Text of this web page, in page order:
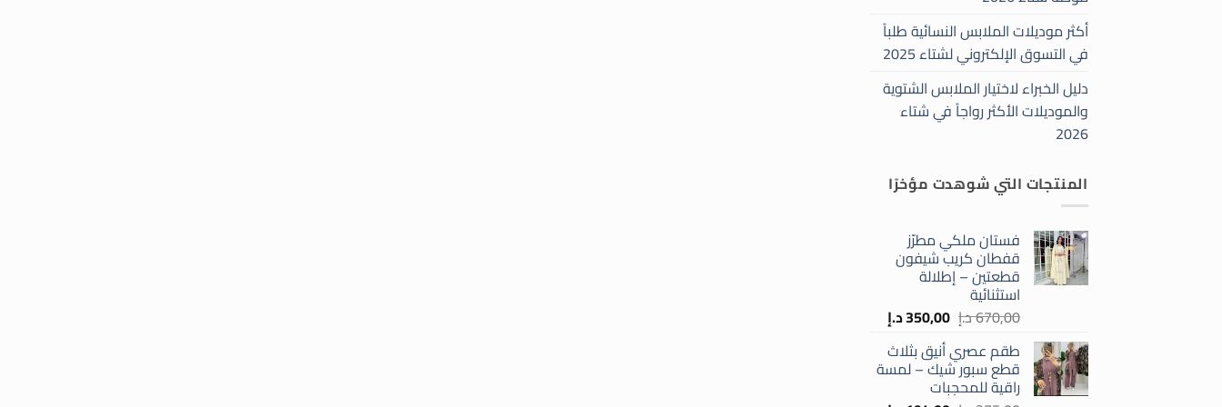
أكثر موديلات الملابس النسائية طلباً
في التسوق الإلكتروني لشتاء 2025
دليل الخبراء لاختيار الملابس الشتوية
والموديلات الأكثر رواجاً في شتاء
2026
المنتجات التي شوهدت مؤخرًا
فستان ملكي مطرّز
قفطان كريب شيفون
قطعتين – إطلالة
استثنائية
670,00د.إ السعر
الأصلي
هو:
670,00 د.إ.
350,00د.إالسعر
الحالي
هو:
350,00 د.إ.
طقم عصري أنيق بثلاث
قطع سبور شيك – لمسة
راقية للمحجبات